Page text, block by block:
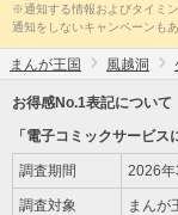
※通知する情報およびタイミ
通知をしないキャンペーンも
まんが王国 風越洞
お得感No.1表記について
「電子コミックサービス
調査期間 2026年
調査対象
まんが